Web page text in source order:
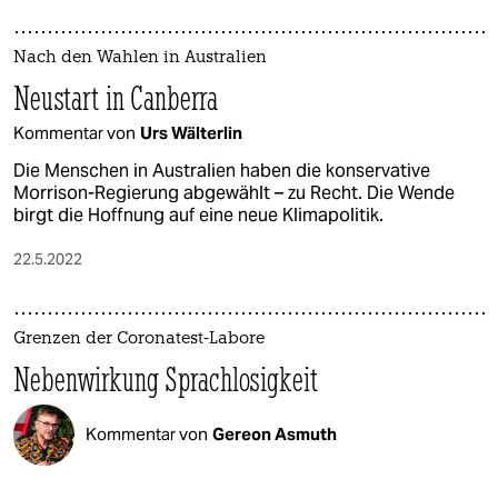
Nach den Wahlen in Australien
Neustart in Canberra
Kommentar von Urs Wälterlin
Die Menschen in Australien haben die konservative
Morrison-Regierung abgewählt – zu Recht. Die Wende
birgt die Hoffnung auf eine neue Klimapolitik.
22.5.2022
Grenzen der Coronatest-Labore
Nebenwirkung Sprachlosigkeit
Kommentar von Gereon Asmuth